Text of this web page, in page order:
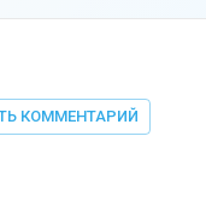
КОММЕНТАРИЙ